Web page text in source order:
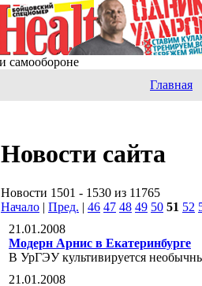
Главная
Новости сайта
Новости 1501 - 1530 из 11765
Начало | Пред. | 46 47 48 49 50 51 52
21.01.2008
Модерн Арнис в Екатеринбурге
В УрГЭУ культивируется
21.01.2008